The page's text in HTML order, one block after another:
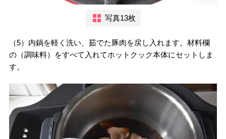
写真13枚
（5）内鍋を軽く洗い、茹でた豚肉を戻し入れます。材料欄
の（調味料）をすべて入れてホットクック本体にセットしま
す。